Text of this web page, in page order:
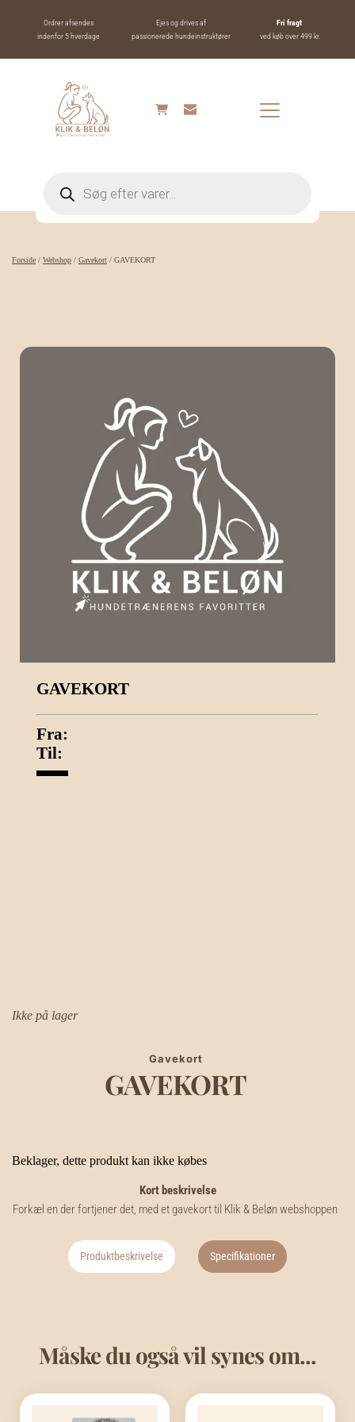
Ordrer afsendes
indenfor 5 hverdage
Ejes og drives af
passionerede hundeinstruktører
Fri fragt
ved køb over 499 kr.
search
Forside / Webshop / Gavekort / GAVEKORT
GAVEKORT
Fra:
Til:
Ikke på lager
Gavekort
GAVEKORT
Beklager, dette produkt kan ikke købes
Kort beskrivelse
Forkæl en der fortjener det, med et gavekort til Klik & Beløn webshoppen
Produktbeskrivelse Specifikationer
Måske du også vil synes om...